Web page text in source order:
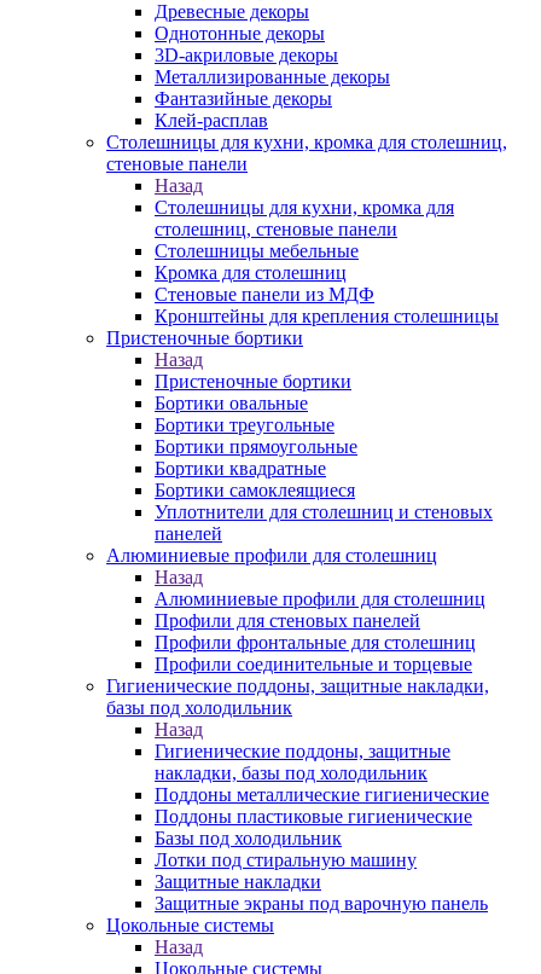
Древесные декоры
Однотонные декоры
3D-акриловые декоры
Металлизированные декоры
Фантазийные декоры
Клей-расплав
Столешницы для кухни, кромка для столешниц,
стеновые панели
Назад
Столешницы для кухни, кромка для
столешниц, стеновые панели
Столешницы мебельные
Кромка для столешниц
Стеновые панели из МДФ
Кронштейны для крепления столешницы
Пристеночные бортики
Назад
Пристеночные бортики
Бортики овальные
Бортики треугольные
Бортики прямоугольные
Бортики квадратные
Бортики самоклеящиеся
Уплотнители для столешниц и стеновых
панелей
Алюминиевые профили для столешниц
Назад
Алюминиевые профили для столешниц
Профили для стеновых панелей
Профили фронтальные для столешниц
Профили соединительные и торцевые
Гигиенические поддоны, защитные накладки,
базы под холодильник
Назад
Гигиенические поддоны, защитные
накладки, базы под холодильник
Поддоны металлические гигиенические
Поддоны пластиковые гигиенические
Базы под холодильник
Лотки под стиральную машину
Защитные накладки
Защитные экраны под варочную панель
Цокольные системы
Назад
Цокольные системы